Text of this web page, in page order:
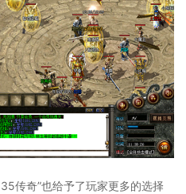
传奇”也给予了玩家更多的选择